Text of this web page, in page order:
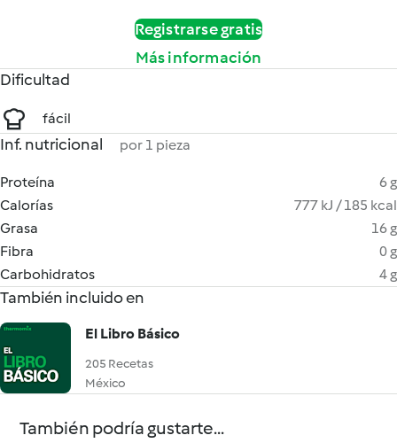
Registrarse gratis
Más información
Dificultad
fácil
Inf. nutricional por 1 pieza
Proteína
6 g
Calorías
777 kJ / 185 kcal
Grasa
16 g
Fibra
0 g
Carbohidratos
4 g
También incluido en
El Libro Básico
205 Recetas
México
También podría gustarte...